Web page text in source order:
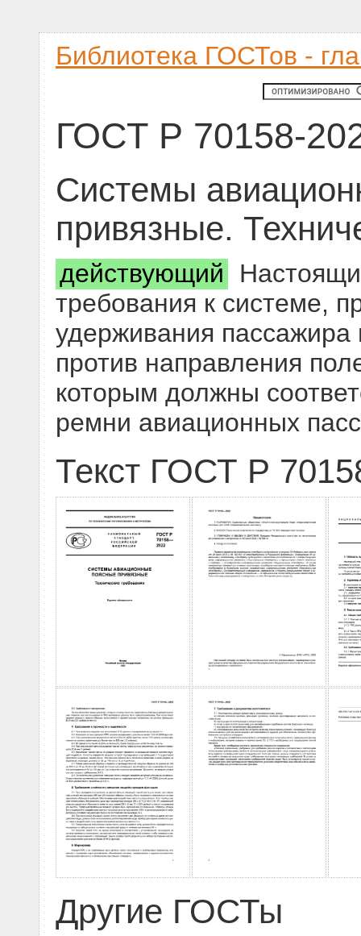
Библиотека ГОСТов -
ГОСТ Р 70158-
Системы
привязные.
действующий
требования к системе,
удерживания пассажира
против направления
которым должны
ремни авиационных
Текст ГОСТ Р
Другие ГОСТы